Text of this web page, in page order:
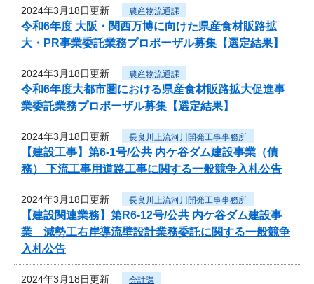
2024年3月18日更新 農産物流通課
令和6年度 大阪・関西万博に向けた県産食材販路拡
大・PR事業委託業務プロポーザル募集【選定結果】
2024年3月18日更新 農産物流通課
令和6年度大都市圏における県産食材販路拡大促進事
業委託業務プロポーザル募集【選定結果】
2024年3月18日更新 長良川上流河川開発工事事務所
【建設工事】第6-1号/公共 内ケ谷ダム建設事業（債
務） 下流工事用道路工事に関する一般競争入札公告
2024年3月18日更新 長良川上流河川開発工事事務所
【建設関連業務】第R6-12号/公共 内ケ谷ダム建設事
業 減勢工右岸導流壁設計業務委託に関する一般競争
入札公告
2024年3月18日更新 会計課